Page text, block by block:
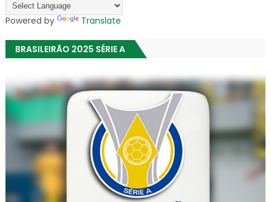
Powered by Translate
BRASILEIRÃO 2025 SÉRIE A